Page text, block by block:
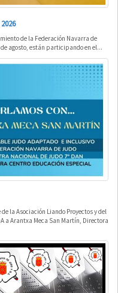
de la Federación Navarra de
agosto, están participando en el...
la Asociación Liando Proyectos y del
a Arantxa Meca San Martín, Directora